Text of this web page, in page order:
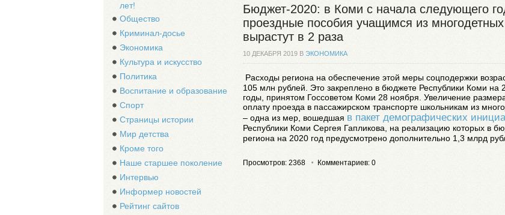
лет!
Общество
Криминал-досье
Экономика
Культура и искусство
Политика
Воспитание и образование
Спорт
Страницы истории
Мир детства
Кроме того
Наше старшее поколение
Интервью
Информер новостей
Рейтинг сайтов
Бюджет-2020: в Коми с начала следующего
проездные пособия учащимся из
вырастут в 2 раза
10 ДЕКАБРЯ 2019 В ЭКОНОМИКА
Расходы региона на обеспечение этой меры соцподержки
105 млн рублей. Это закреплено в бюджете Республики Коми на
годы, принятом Госсоветом Коми 28 ноября. Увеличение
оплату проезда в пассажирском транспорте школьникам из
– одна из мер, вошедшая в пакет демографических
Республики Коми Сергея Гапликова, на реализацию которых в
региона на 2020 год предусмотрено дополнительно 1,3 млрд
Просмотров: 2368 Комментариев: 0